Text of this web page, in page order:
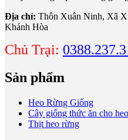
Địa chỉ: Thôn Xuân Ninh, Xã
Khánh Hòa
Chủ Trại:
Sản phẩm
Heo Rừng Giống
Cây giống thức ăn cho heo
Thịt heo rừng